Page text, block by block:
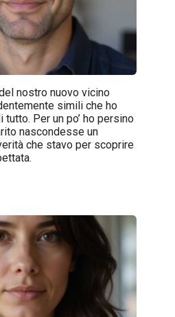
nostro nuovo vicino
simili che ho
Per un po’ ho persino
nascondesse un
che stavo per scoprire